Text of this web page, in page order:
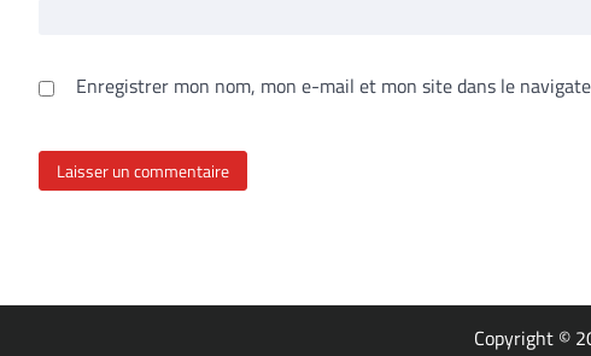
Enregistrer mon nom, mon e-mail et mon site dans le
Copyright ©